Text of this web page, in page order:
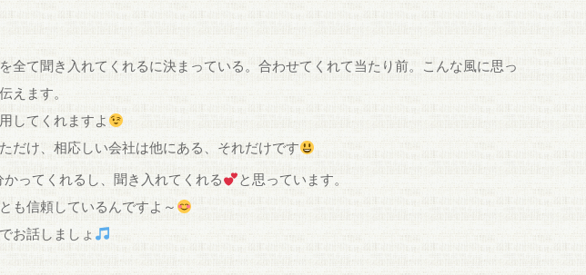
全て聞き入れてくれるに決まっている。合わせてくれて当たり前。こんな風に思っ
えます。
してくれますよ
だけ、相応しい会社は他にある、それだけです
ってくれるし、聞き入れてくれる
と思っています。
も信頼しているんですよ～
お話しましょ